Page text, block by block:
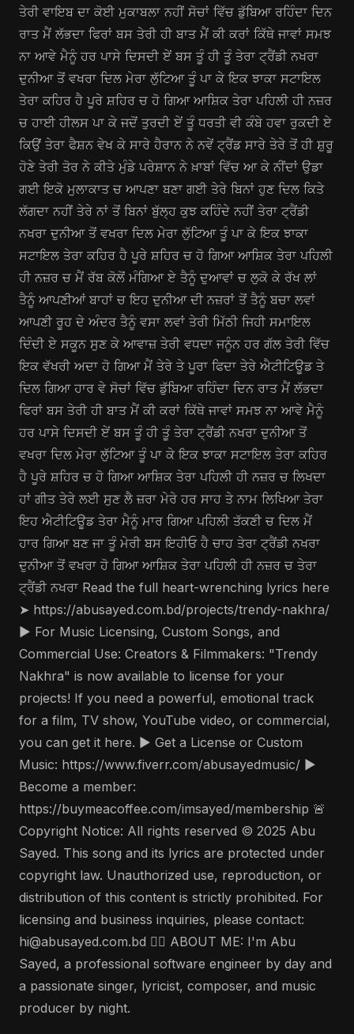
ਤੇਰੀ ਵਾਇਬ ਦਾ ਕੋਈ ਮੁਕਾਬਲਾ ਨਹੀਂ ਸੋਚਾਂ ਵਿੱਚ ਡੁੱਬਿਆ ਰਹਿੰਦਾ ਦਿਨ
ਰਾਤ ਮੈਂ ਲੱਭਦਾ ਫਿਰਾਂ ਬਸ ਤੇਰੀ ਹੀ ਬਾਤ ਮੈਂ ਕੀ ਕਰਾਂ ਕਿੱਥੇ ਜਾਵਾਂ ਸਮਝ
ਨਾ ਆਵੇ ਮੈਨੂੰ ਹਰ ਪਾਸੇ ਦਿਸਦੀ ਏਂ ਬਸ ਤੂੰ ਹੀ ਤੂੰ ਤੇਰਾ ਟ੍ਰੈਂਡੀ ਨਖਰਾ
ਦੁਨੀਆ ਤੋਂ ਵਖਰਾ ਦਿਲ ਮੇਰਾ ਲੁੱਟਿਆ ਤੂੰ ਪਾ ਕੇ ਇਕ ਝਾਕਾ ਸਟਾਇਲ
ਤੇਰਾ ਕਹਿਰ ਹੈ ਪੂਰੇ ਸ਼ਹਿਰ ਚ ਹੋ ਗਿਆ ਆਸ਼ਿਕ ਤੇਰਾ ਪਹਿਲੀ ਹੀ ਨਜ਼ਰ
ਚ ਹਾਈ ਹੀਲਸ ਪਾ ਕੇ ਜਦੋਂ ਤੁਰਦੀ ਏਂ ਤੂੰ ਧਰਤੀ ਵੀ ਕੰਬੇ ਹਵਾ ਰੁਕਦੀ ਏ
ਕਿਉਂ ਤੇਰਾ ਫੈਸ਼ਨ ਵੇਖ ਕੇ ਸਾਰੇ ਹੈਰਾਨ ਨੇ ਨਵੇਂ ਟ੍ਰੈਂਡ ਸਾਰੇ ਤੇਰੇ ਤੋਂ ਹੀ ਸ਼ੁਰੂ
ਹੋਣੇ ਤੇਰੀ ਤੋਰ ਨੇ ਕੀਤੇ ਮੁੰਡੇ ਪਰੇਸ਼ਾਨ ਨੇ ਖ਼ਾਬਾਂ ਵਿੱਚ ਆ ਕੇ ਨੀਂਦਾਂ ਉਡਾ
ਗਈ ਇਕੋ ਮੁਲਾਕਾਤ ਚ ਆਪਣਾ ਬਣਾ ਗਈ ਤੇਰੇ ਬਿਨਾਂ ਹੁਣ ਦਿਲ ਕਿਤੇ
ਲੱਗਦਾ ਨਹੀਂ ਤੇਰੇ ਨਾਂ ਤੋਂ ਬਿਨਾਂ ਬੁੱਲ੍ਹ ਕੁਝ ਕਹਿੰਦੇ ਨਹੀਂ ਤੇਰਾ ਟ੍ਰੈਂਡੀ
ਨਖਰਾ ਦੁਨੀਆ ਤੋਂ ਵਖਰਾ ਦਿਲ ਮੇਰਾ ਲੁੱਟਿਆ ਤੂੰ ਪਾ ਕੇ ਇਕ ਝਾਕਾ
ਸਟਾਇਲ ਤੇਰਾ ਕਹਿਰ ਹੈ ਪੂਰੇ ਸ਼ਹਿਰ ਚ ਹੋ ਗਿਆ ਆਸ਼ਿਕ ਤੇਰਾ ਪਹਿਲੀ
ਹੀ ਨਜ਼ਰ ਚ ਮੈਂ ਰੱਬ ਕੋਲੋਂ ਮੰਗਿਆ ਏ ਤੈਨੂੰ ਦੁਆਵਾਂ ਚ ਲੁਕੋ ਕੇ ਰੱਖ ਲਾਂ
ਤੈਨੂੰ ਆਪਣੀਆਂ ਬਾਹਾਂ ਚ ਇਹ ਦੁਨੀਆ ਦੀ ਨਜ਼ਰਾਂ ਤੋਂ ਤੈਨੂੰ ਬਚਾ ਲਵਾਂ
ਆਪਣੀ ਰੂਹ ਦੇ ਅੰਦਰ ਤੈਨੂੰ ਵਸਾ ਲਵਾਂ ਤੇਰੀ ਮਿੱਠੀ ਜਿਹੀ ਸਮਾਇਲ
ਦਿੰਦੀ ਏ ਸਕੂਨ ਸੁਣ ਕੇ ਆਵਾਜ਼ ਤੇਰੀ ਵਧਦਾ ਜਨੂੰਨ ਹਰ ਗੱਲ ਤੇਰੀ ਵਿੱਚ
ਇਕ ਵੱਖਰੀ ਅਦਾ ਹੋ ਗਿਆ ਮੈਂ ਤੇਰੇ ਤੇ ਪੂਰਾ ਫਿਦਾ ਤੇਰੇ ਐਟੀਟਿਊਡ ਤੇ
ਦਿਲ ਗਿਆ ਹਾਰ ਵੇ ਸੋਚਾਂ ਵਿੱਚ ਡੁੱਬਿਆ ਰਹਿੰਦਾ ਦਿਨ ਰਾਤ ਮੈਂ ਲੱਭਦਾ
ਫਿਰਾਂ ਬਸ ਤੇਰੀ ਹੀ ਬਾਤ ਮੈਂ ਕੀ ਕਰਾਂ ਕਿੱਥੇ ਜਾਵਾਂ ਸਮਝ ਨਾ ਆਵੇ ਮੈਨੂੰ
ਹਰ ਪਾਸੇ ਦਿਸਦੀ ਏਂ ਬਸ ਤੂੰ ਹੀ ਤੂੰ ਤੇਰਾ ਟ੍ਰੈਂਡੀ ਨਖਰਾ ਦੁਨੀਆ ਤੋਂ
ਵਖਰਾ ਦਿਲ ਮੇਰਾ ਲੁੱਟਿਆ ਤੂੰ ਪਾ ਕੇ ਇਕ ਝਾਕਾ ਸਟਾਇਲ ਤੇਰਾ ਕਹਿਰ
ਹੈ ਪੂਰੇ ਸ਼ਹਿਰ ਚ ਹੋ ਗਿਆ ਆਸ਼ਿਕ ਤੇਰਾ ਪਹਿਲੀ ਹੀ ਨਜ਼ਰ ਚ ਲਿਖਦਾ
ਹਾਂ ਗੀਤ ਤੇਰੇ ਲਈ ਸੁਣ ਲੈ ਜ਼ਰਾ ਮੇਰੇ ਹਰ ਸਾਹ ਤੇ ਨਾਮ ਲਿਖਿਆ ਤੇਰਾ
ਇਹ ਐਟੀਟਿਊਡ ਤੇਰਾ ਮੈਨੂੰ ਮਾਰ ਗਿਆ ਪਹਿਲੀ ਤੱਕਣੀ ਚ ਦਿਲ ਮੈਂ
ਹਾਰ ਗਿਆ ਬਣ ਜਾ ਤੂੰ ਮੇਰੀ ਬਸ ਇਹੀਓ ਹੈ ਚਾਹ ਤੇਰਾ ਟ੍ਰੈਂਡੀ ਨਖਰਾ
ਦੁਨੀਆ ਤੋਂ ਵਖਰਾ ਹੋ ਗਿਆ ਆਸ਼ਿਕ ਤੇਰਾ ਪਹਿਲੀ ਹੀ ਨਜ਼ਰ ਚ ਤੇਰਾ
ਟ੍ਰੈਂਡੀ ਨਖਰਾ Read the full heart-wrenching lyrics here
➤ https://abusayed.com.bd/projects/trendy-nakhra/
▶️ For Music Licensing, Custom Songs, and
Commercial Use: Creators & Filmmakers: "Trendy
Nakhra" is now available to license for your
projects! If you need a powerful, emotional track
for a film, TV show, YouTube video, or commercial,
you can get it here. ▶️ Get a License or Custom
Music: https://www.fiverr.com/abusayedmusic/ ▶️
Become a member:
https://buymeacoffee.com/imsayed/membership 🚨
Copyright Notice: All rights reserved © 2025 Abu
Sayed. This song and its lyrics are protected under
copyright law. Unauthorized use, reproduction, or
distribution of this content is strictly prohibited. For
licensing and business inquiries, please contact:
hi@abusayed.com.bd 🤵‍♂️ ABOUT ME: I'm Abu
Sayed, a professional software engineer by day and
a passionate singer, lyricist, composer, and music
producer by night.